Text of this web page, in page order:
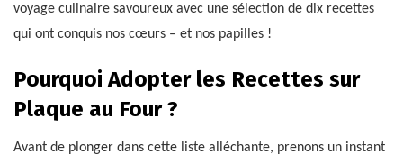
voyage culinaire savoureux avec une sélection de dix recettes
qui ont conquis nos cœurs – et nos papilles !
Pourquoi Adopter les Recettes sur
Plaque au Four ?
Avant de plonger dans cette liste alléchante, prenons un instant